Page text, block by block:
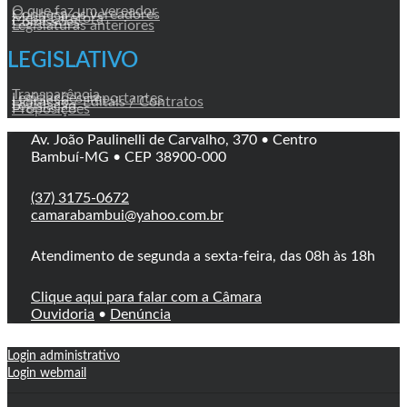
O que faz um vereador
Conheça os vereadores
Mesa Diretora
Comissões
Legislaturas anteriores
LEGISLATIVO
Transparência
Legislações Importantes
Licitação / Editais / Contratos
Legislação
Proposições
Av. João Paulinelli de Carvalho, 370 • Centro
Bambuí-MG • CEP 38900-000
(37) 3175-0672
camarabambui@yahoo.com.br
Atendimento de segunda a sexta-feira, das 08h às 18h
Clique aqui para falar com a Câmara
Ouvidoria • Denúncia
Login administrativo
Login webmail